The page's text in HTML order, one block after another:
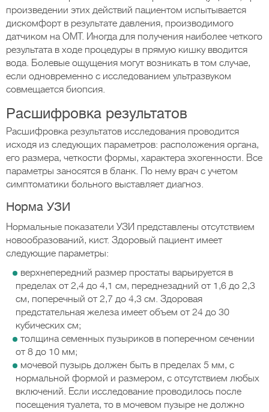
произведении этих действий пациентом испытывается
дискомфорт в результате давления, производимого
датчиком на ОМТ. Иногда для получения наиболее четкого
результата в ходе процедуры в прямую кишку вводится
вода. Болевые ощущения могут возникать в том случае,
если одновременно с исследованием ультразвуком
совмещается биопсия.
Расшифровка результатов
Расшифровка результатов исследования проводится
исходя из следующих параметров: расположения органа,
его размера, четкости формы, характера эхогенности. Все
параметры заносятся в бланк. По нему врач с учетом
симптоматики больного выставляет диагноз.
Норма УЗИ
Нормальные показатели УЗИ представлены отсутствием
новообразований, кист. Здоровый пациент имеет
следующие параметры:
верхнепередний размер простаты варьируется в
пределах от 2,4 до 4,1 см, переднезадний от 1,6 до 2,3
см, поперечный от 2,7 до 4,3 см. Здоровая
предстательная железа имеет объем от 24 до 30
кубических см;
толщина семенных пузыриков в поперечном сечении
от 8 до 10 мм;
мочевой пузырь должен быть в пределах 5 мм, с
нормальной формой и размером, с отсутствием любых
включений. Если исследование проводилось после
посещения туалета, то в мочевом пузыре не должно